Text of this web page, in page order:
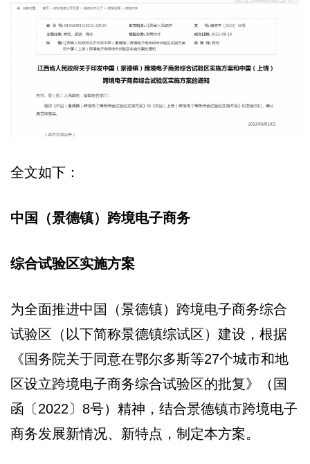
全文如下：
中国（景德镇）跨境电子商务
综合试验区实施方案
为全面推进中国（景德镇）跨境电子商务综合
试验区（以下简称景德镇综试区）建设，根据
《国务院关于同意在鄂尔多斯等27个城市和地
区设立跨境电子商务综合试验区的批复》（国
函〔2022〕8号）精神，结合景德镇市跨境电子
商务发展新情况、新特点，制定本方案。